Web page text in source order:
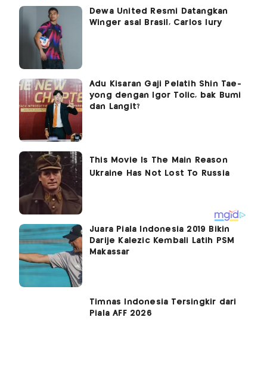
Dewa United Resmi Datangkan
Winger asal Brasil, Carlos Iury
Adu Kisaran Gaji Pelatih Shin Tae-
yong dengan Igor Tolic, bak Bumi
dan Langit?
Juara Piala Indonesia 2019 Bikin
Darije Kalezic Kembali Latih PSM
Makassar
Timnas Indonesia Tersingkir dari
Piala AFF 2026